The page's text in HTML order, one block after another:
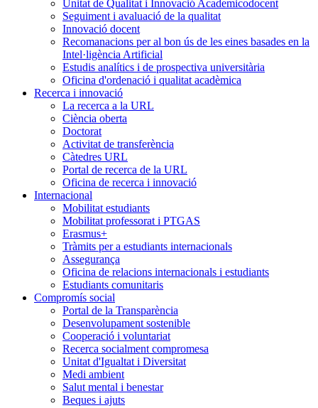
Unitat de Qualitat i Innovació Academicodocent
Seguiment i avaluació de la qualitat
Innovació docent
Recomanacions per al bon ús de les eines basades en la
Intel·ligència Artificial
Estudis analítics i de prospectiva universitària
Oficina d'ordenació i qualitat acadèmica
Recerca i innovació
La recerca a la URL
Ciència oberta
Doctorat
Activitat de transferència
Càtedres URL
Portal de recerca de la URL
Oficina de recerca i innovació
Internacional
Mobilitat estudiants
Mobilitat professorat i PTGAS
Erasmus+
Tràmits per a estudiants internacionals
Assegurança
Oficina de relacions internacionals i estudiants
Estudiants comunitaris
Compromís social
Portal de la Transparència
Desenvolupament sostenible
Cooperació i voluntariat
Recerca socialment compromesa
Unitat d'Igualtat i Diversitat
Medi ambient
Salut mental i benestar
Beques i ajuts